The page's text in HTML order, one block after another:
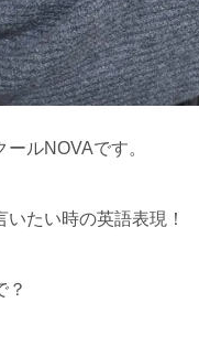
ルNOVAです。
たい時の英語表現！
？